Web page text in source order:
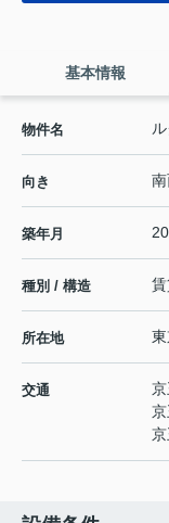
基本情報
物件名
向き
築年月
種別 / 構造
所在地
交通